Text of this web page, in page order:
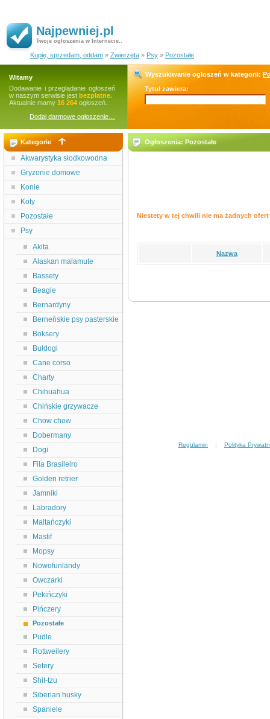
Najpewniej.pl
Twoje ogłoszenia w Internecie..
Kupię, sprzedam, oddam » Zwierzęta » Psy » Pozostałe
Witamy
Dodawanie i przeglądanie ogłoszeń
w naszym serwisie jest bezpłatne.
Aktualnie mamy 16 264 ogłoszeń.
Dodaj darmowe ogłoszenie…
Wyszukiwanie ogłoszeń w kategorii:
Tytuł zawiera:
Kategorie
Akwarystyka słodkowodna
Gryzonie domowe
Konie
Koty
Pozostałe
Psy
Akita
Alaskan malamute
Bassety
Beagle
Bernardyny
Berneńskie psy pasterskie
Boksery
Buldogi
Cane corso
Charty
Chihuahua
Chińskie grzywacze
Chow chow
Dobermany
Dogi
Fila Brasileiro
Golden retrier
Jamniki
Labradory
Maltańczyki
Mastif
Mopsy
Nowofunlandy
Owczarki
Pekińczyki
Pińczery
Pozostałe
Pudle
Rottweilery
Setery
Shit-tzu
Siberian husky
Spaniele
Ogłoszenia: Pozostałe
Niestety w tej chwili nie ma żadnych
Nazwa
Regulamin | Polityka